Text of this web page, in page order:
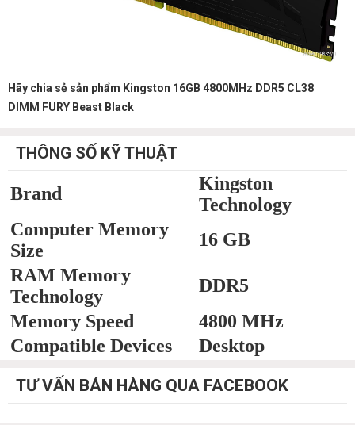
Hãy chia sẻ sản phẩm Kingston 16GB 4800MHz DDR5 CL38
DIMM FURY Beast Black
THÔNG SỐ KỸ THUẬT
Brand
Kingston
Technology
Computer Memory
Size
16 GB
RAM Memory
Technology
DDR5
Memory Speed
4800 MHz
Compatible Devices
Desktop
TƯ VẤN BÁN HÀNG QUA FACEBOOK